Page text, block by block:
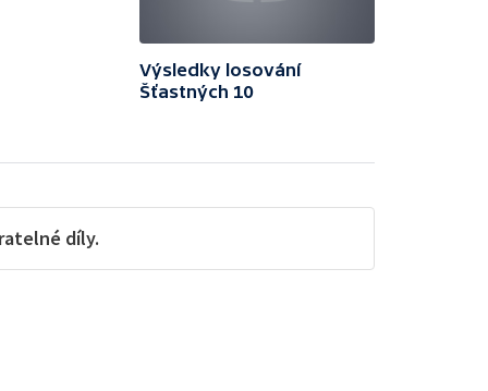
Výsledky losování
Šťastných 10
díly.